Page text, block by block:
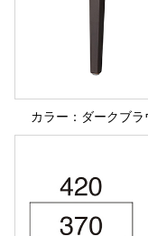
カラー：ダークブ